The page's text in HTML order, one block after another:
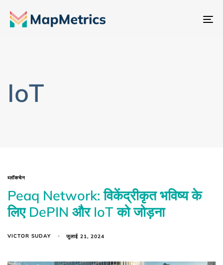
IoT
ब्लॉकचेन
Peaq Network: विकेंद्रीकृत भविष्य के
लिए DePIN और IoT को जोड़ना
VICTOR SUDAY जुलाई 21, 2024